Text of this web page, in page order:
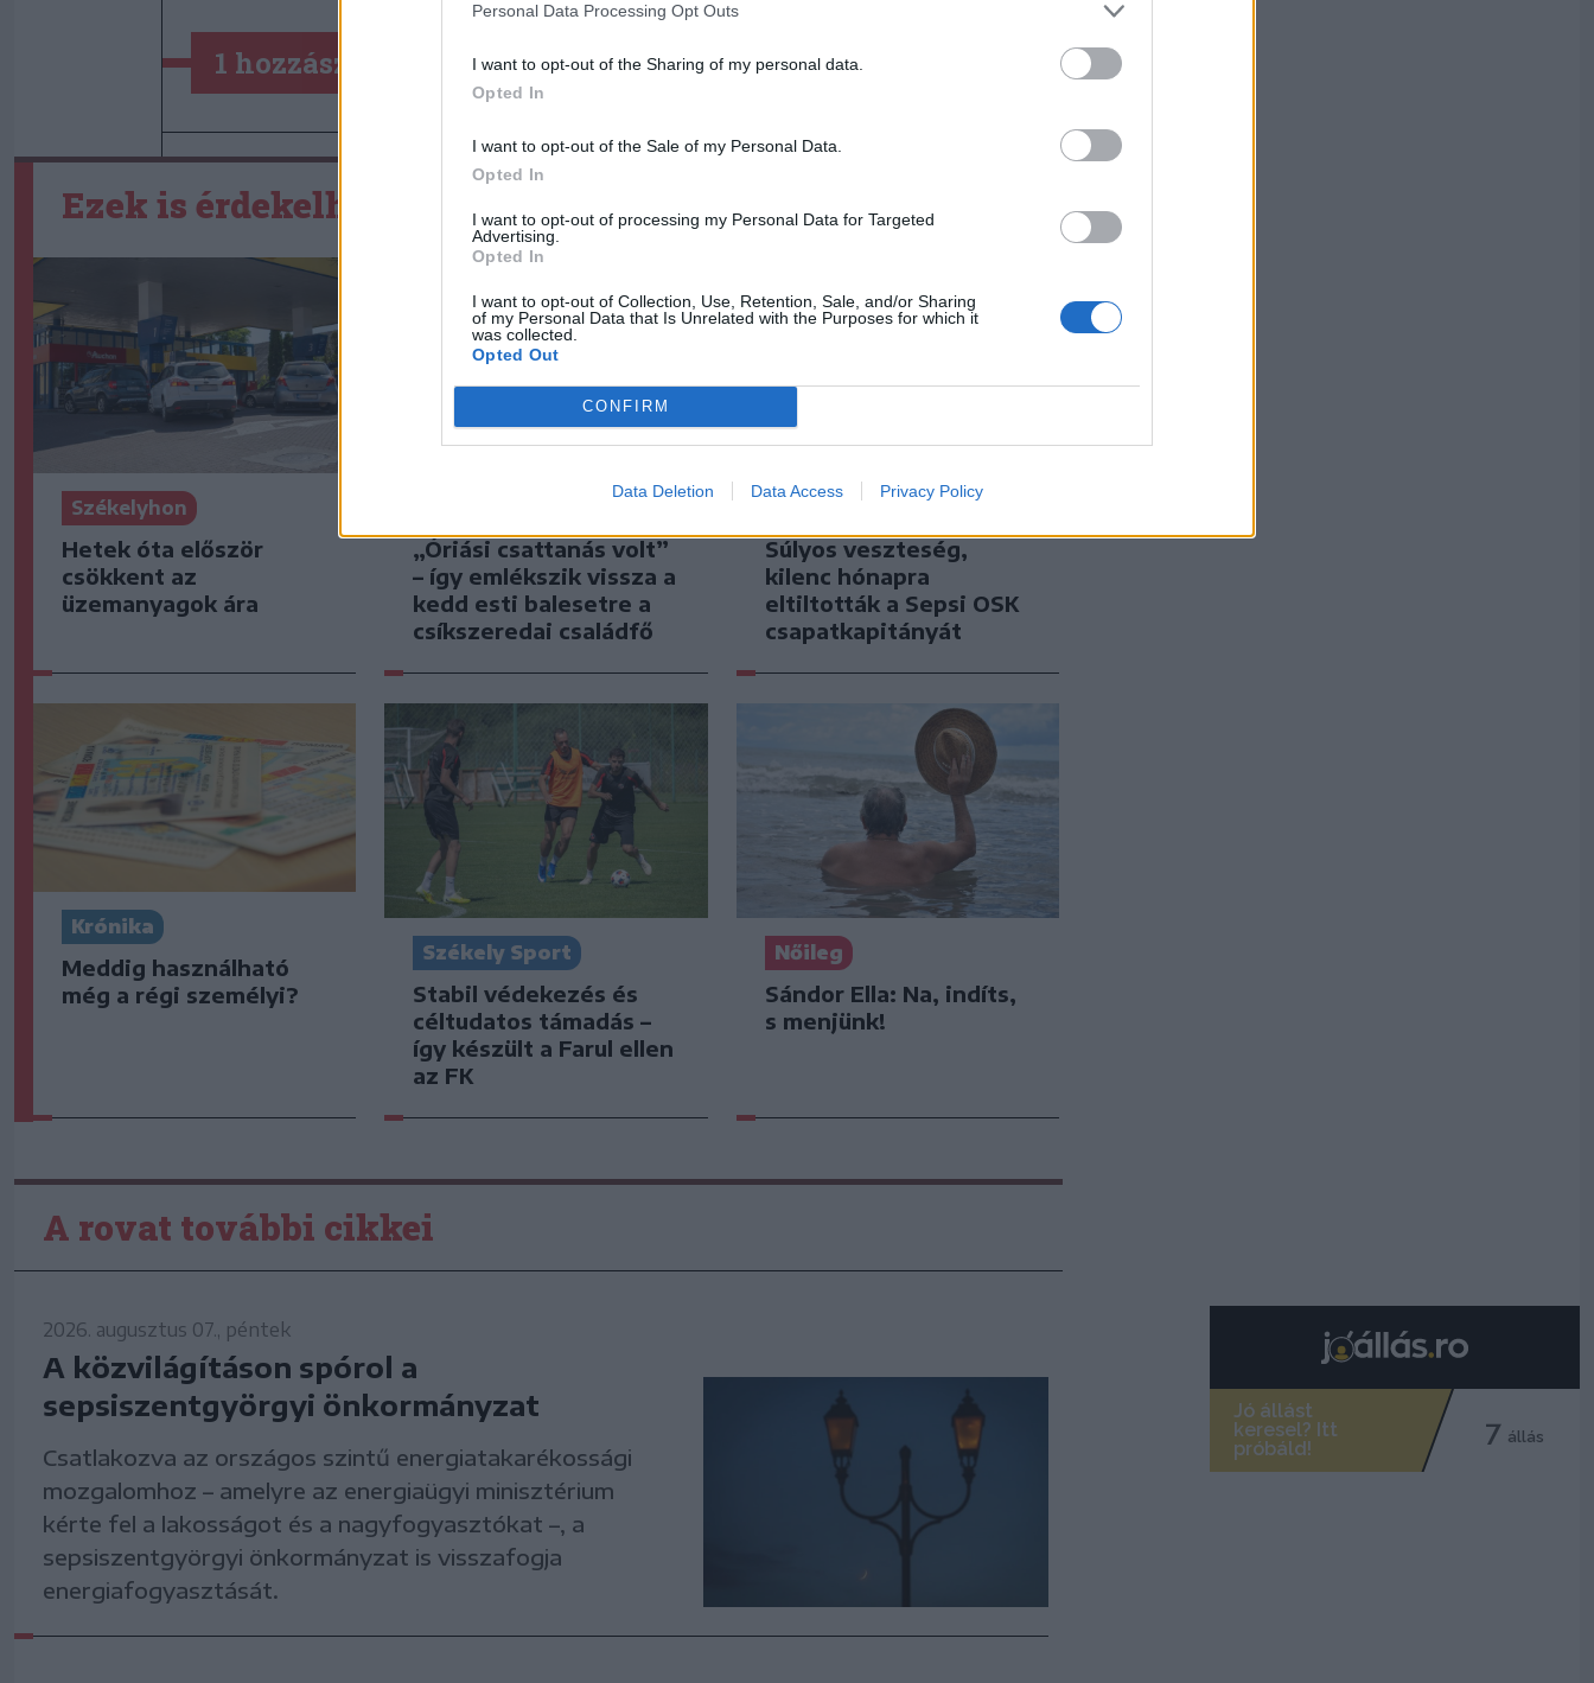
Personal Data Processing Opt Outs
I want to opt-out of the Sharing of my personal data.
Opted In
I want to opt-out of the Sale of my Personal Data.
Opted In
I want to opt-out of processing my Personal Data for Targeted
Advertising.
Opted In
I want to opt-out of Collection, Use, Retention, Sale, and/or Sharing
of my Personal Data that Is Unrelated with the Purposes for which it
was collected.
Opted Out
CONFIRM
Data Deletion Data Access Privacy Policy
1 hozzászólás
Ezek is érdekelhetik
Székelyhon
Hetek óta először
csökkent az
üzemanyagok ára
„Óriási csattanás volt”
– így emlékszik vissza a
kedd esti balesetre a
csíkszeredai családfő
Székely Sport
Súlyos veszteség,
kilenc hónapra
eltiltották a Sepsi OSK
csapatkapitányát
Krónika
Meddig használható
még a régi személyi?
Székely Sport
Stabil védekezés és
céltudatos támadás –
így készült a Farul ellen
az FK
Nőileg
Sándor Ella: Na, indíts,
s menjünk!
A rovat további cikkei
2026. augusztus 07., péntek
A közvilágításon spórol a
sepsiszentgyörgyi önkormányzat
Csatlakozva az országos szintű energiatakarékossági
mozgalomhoz – amelyre az energiaügyi minisztérium
kérte fel a lakosságot és a nagyfogyasztókat –, a
sepsiszentgyörgyi önkormányzat is visszafogja
energiafogyasztását.